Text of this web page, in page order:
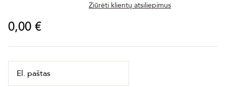
Žiūrėti klientų atsiliepimus
0,00 €